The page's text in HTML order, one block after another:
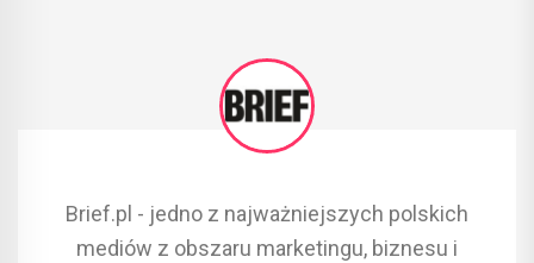
Brief.pl - jedno z najważniejszych polskich
mediów z obszaru marketingu, biznesu i